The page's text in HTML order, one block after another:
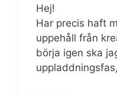
Hej!
Har precis haft
uppehåll från
börja igen ska